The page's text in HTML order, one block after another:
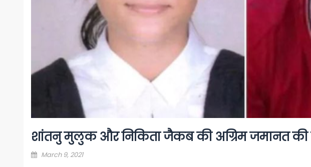
शांतनु मुलुक और निकिता जैकब की अग्रिम जमानत की
Posted
March 9, 2021